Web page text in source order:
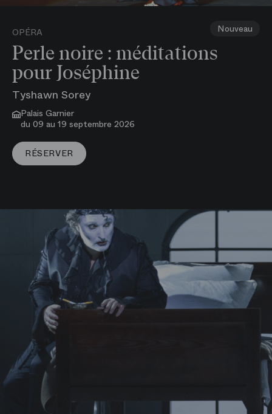
OPÉRA Nouveau
Perle noire : méditations
pour Joséphine
Tyshawn Sorey
Palais Garnier
du 09 au 19 septembre 2026
RÉSERVER VOIR PLUS